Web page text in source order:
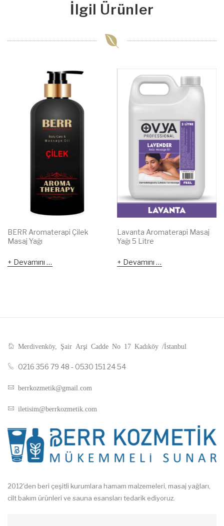
İlgil Ürünler
BERR Aromaterapi Çilek
Masaj Yağı
Devamını oku
Lavanta Aromaterapi Masaj
Yağı 5 Litre
Devamını oku
Merdivenköy, Şair Arşi Cadde No 17 Kadıköy /İstanbul
0216 356 79 48 - 0530 151 24 54
berrkozmetik@gmail.com
iletisim@berrkozmetik.com
2012'den beri çeşitli kurumlara hamam malzemeleri, masaj yağları,
cilt bakım ürünleri ve sauna esansları tedarik ediyoruz.